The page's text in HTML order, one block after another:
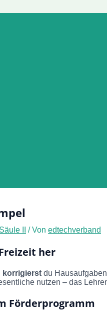
Säule II / Von edtechverband
her
korrigierst du
nutzen – das
Förderprogramm